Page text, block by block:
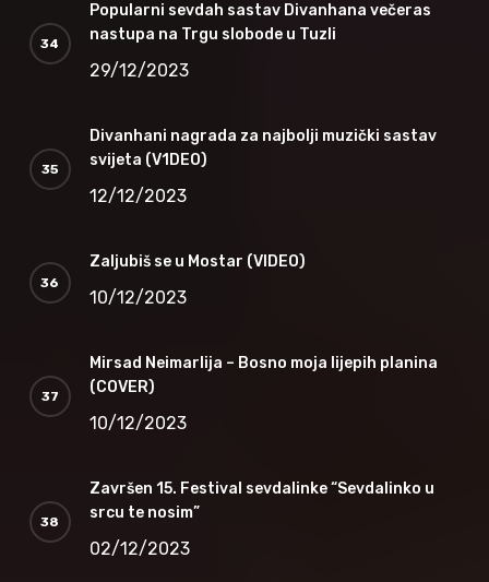
Popularni sevdah sastav Divanhana večeras
nastupa na Trgu slobode u Tuzli
29/12/2023
Divanhani nagrada za najbolji muzički sastav
svijeta (V1DEO)
12/12/2023
Zaljubiš se u Mostar (VIDEO)
10/12/2023
Mirsad Neimarlija – Bosno moja lijepih planina
(COVER)
10/12/2023
Završen 15. Festival sevdalinke “Sevdalinko u
srcu te nosim”
02/12/2023